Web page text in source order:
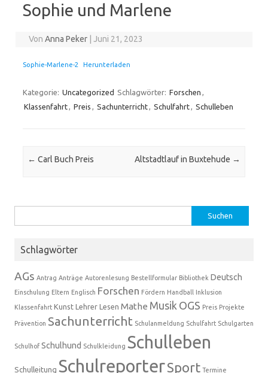
Sophie und Marlene
VonAnna Peker Juni 21, 2023
Sophie-Marlene-2 Herunterladen
Kategorie: Uncategorized Schlagwörter: Forschen ,
Klassenfahrt, Preis , Sachunterricht, Schulfahrt, Schulleben
Beitrags-Navigation
← Carl Buch Preis Altstadtlauf in Buxtehude →
nach:
Schlagwörter
AGs Antrag Anträge Autorenlesung Bestellformular Bibliothek Deutsch
Einschulung Eltern Englisch Forschen Fördern Handball Inklusion
Klassenfahrt Kunst Lehrer Lesen Mathe Musik OGS Preis Projekte
Prävention Sachunterricht Schulanmeldung Schulfahrt Schulgarten
Schulhof Schulhund Schulkleidung Schulleben
Schulleitung SchulreporterSport Termine